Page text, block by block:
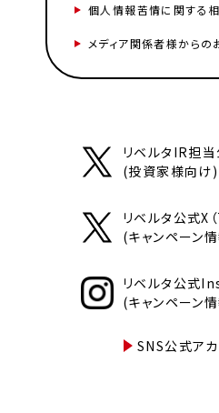
個人情報苦情に関する
メディア関係者様から
リベルタIR担
(投資家様向け)
リベルタ公式X
(キャンペーン
リベルタ公式
(キャンペーン
SNS公式ア